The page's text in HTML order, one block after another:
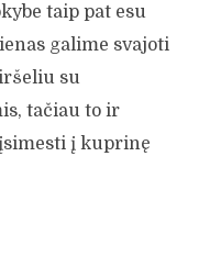
taip pat esu
galime svajoti
su
tačiau to ir
į kuprinę